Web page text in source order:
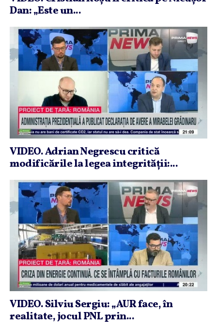
Dan: „Este un...
VIDEO. Adrian Negrescu critică
modificările la legea integrităţii:...
VIDEO. Silviu Sergiu: „AUR face, în
realitate, jocul PNL prin...